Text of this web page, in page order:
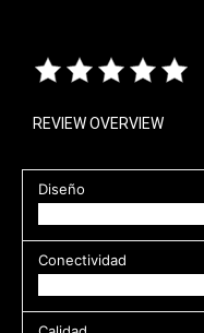
REVIEW OVERVIEW
Diseño
Conectividad